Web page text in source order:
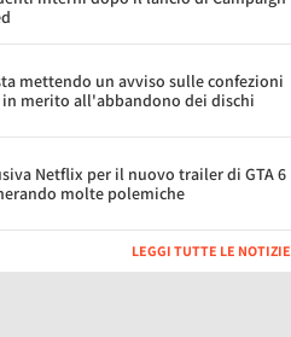
mettendo un avviso sulle confezioni
in merito all'abbandono dei dischi
Netflix per il nuovo trailer di GTA 6
molte polemiche
LEGGI TUTTE LE NOTIZIE